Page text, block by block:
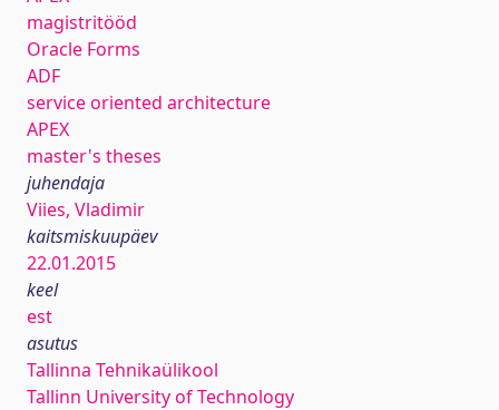
magistritööd
Oracle Forms
ADF
service oriented architecture
APEX
master's theses
juhendaja
Viies, Vladimir
kaitsmiskuupäev
22.01.2015
keel
est
asutus
Tallinna Tehnikaülikool
Tallinn University of Technology